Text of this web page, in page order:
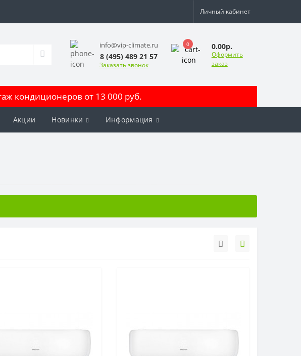
Личный кабинет
info@vip-climate.ru
8 (495) 489 21 57
Заказать звонок
0 0.00р.
Оформить
заказ
кондиционеров от 13 000 руб.
Акции Новинки Информация